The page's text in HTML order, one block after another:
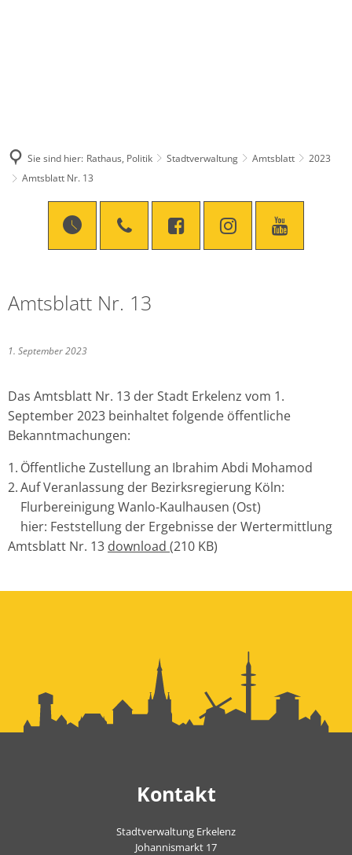
Sie sind hier: Rathaus, Politik Stadtverwaltung Amtsblatt
2023
Amtsblatt Nr. 13
Amtsblatt Nr. 13
1. September 2023
Das Amtsblatt Nr. 13 der Stadt Erkelenz vom 1.
September 2023 beinhaltet folgende öffentliche
Bekanntmachungen:
Öffentliche Zustellung an Ibrahim Abdi Mohamod
Auf Veranlassung der Bezirksregierung Köln:
Flurbereinigung Wanlo-Kaulhausen (Ost)
hier: Feststellung der Ergebnisse der Wertermittlung
Amtsblatt Nr. 13 download (210 KB)
Kontakt
Stadtverwaltung Erkelenz
Johannismarkt 17